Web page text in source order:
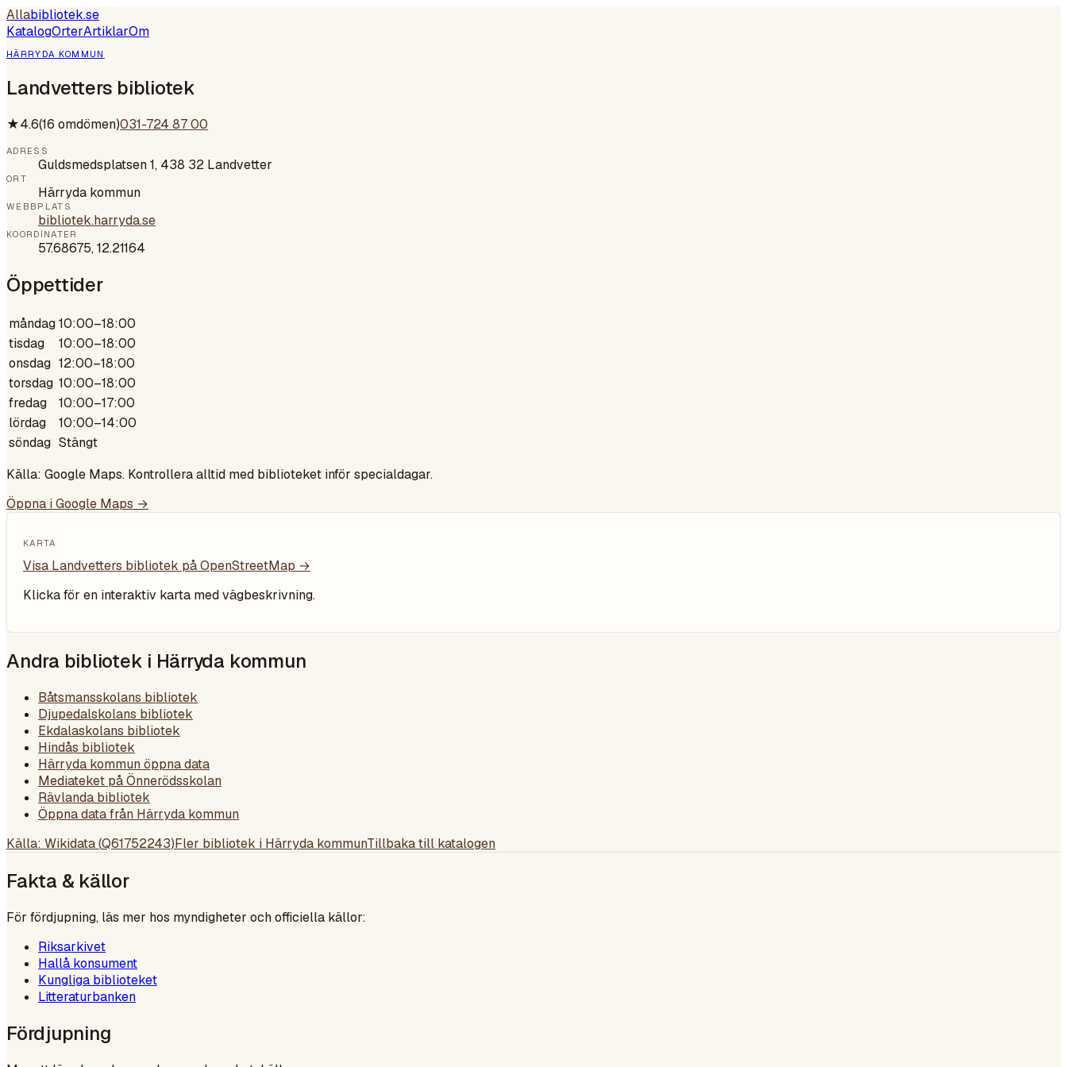
Allabibliotek.se
KatalogOrterArtiklarOm
HÄRRYDA KOMMUN
Landvetters bibliotek
★4.6(16 omdömen)031-724 87 00
ADRESS
Guldsmedsplatsen 1, 438 32 Landvetter
ORT
Härryda kommun
WEBBPLATS
bibliotek.harryda.se
KOORDINATER
57.68675,12.21164
Öppettider
måndag10:00–18:00
tisdag
10:00–18:00
onsdag 12:00–18:00
torsdag 10:00–18:00
fredag
10:00–17:00
lördag
10:00–14:00
söndag Stängt
Källa: Google Maps. Kontrollera alltid med biblioteket inför specialdagar.
Öppna i Google Maps →
KARTA
Visa Landvetters bibliotek på OpenStreetMap →
Klicka för en interaktiv karta med vägbeskrivning.
Andra bibliotek i Härryda kommun
Båtsmansskolans bibliotek
Djupedalskolans bibliotek
Ekdalaskolans bibliotek
Hindås bibliotek
Härryda kommun öppna data
Mediateket på Önnerödsskolan
Rävlanda bibliotek
Öppna data från Härryda kommun
Källa: Wikidata (Q61752243)Fler bibliotek i Härryda kommunTillbaka till katalogen
Fakta & källor
För fördjupning, läs mer hos myndigheter och officiella källor:
Riksarkivet
Hallå konsument
Kungliga biblioteket
Litteraturbanken
Fördjupning